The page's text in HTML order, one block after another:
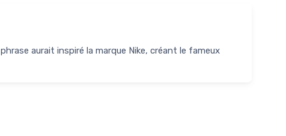
aurait inspiré la marque Nike, créant le fameux